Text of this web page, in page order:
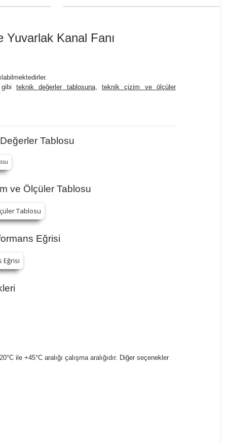
Kanal Fanı
teknik değerler tablosuna, teknik çizim ve ölçüler
Tablosu
ve Ölçüler Tablosu
Eğrisi
ile +45°C aralığı çalışma aralığıdır. Diğer seçenekler